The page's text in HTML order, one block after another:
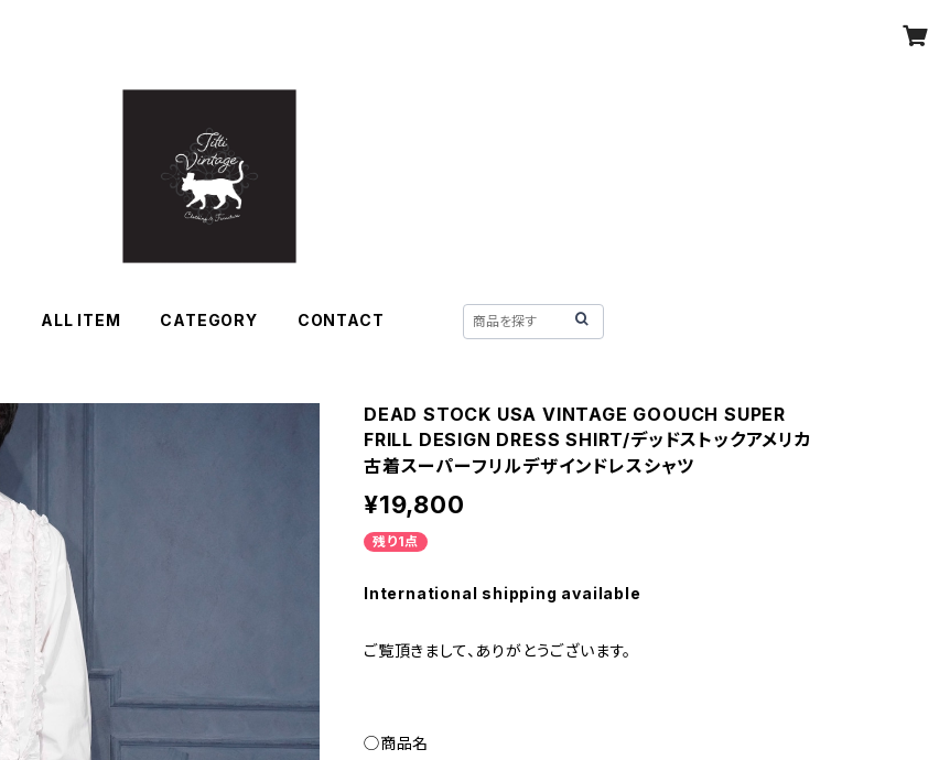
ALL ITEM CATEGORY CONTACT
DEAD STOCK USA VINTAGE GOOUCH SUPER
FRILL DESIGN DRESS SHIRT/デッドストックアメリカ
古着スーパーフリルデザインドレスシャツ
¥19,800
残り1点
International shipping available
ご覧頂きまして、ありがとうございます。
◯商品名